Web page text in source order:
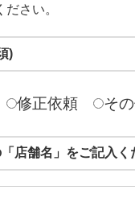
さい。
)
修正依頼 そ
店舗名」をご記入く